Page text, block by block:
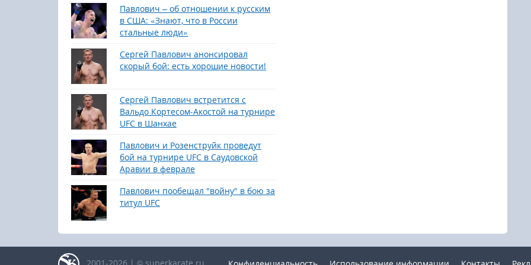
Павлович – об отношении к русским
в США: «Знают, что в России
стальные люди»
Сергей Павлович анонсировал
скорый бой: есть хорошие новости!
Сергей Павлович встретится с
Вальдо Кортесом-Акостой на турнире
UFC в Шанхае
Павлович и Розенструйк проведут
бой на турнире UFC в Саудовской
Аравии в феврале
Павлович пообещал "войну" в бою за
титул UFC